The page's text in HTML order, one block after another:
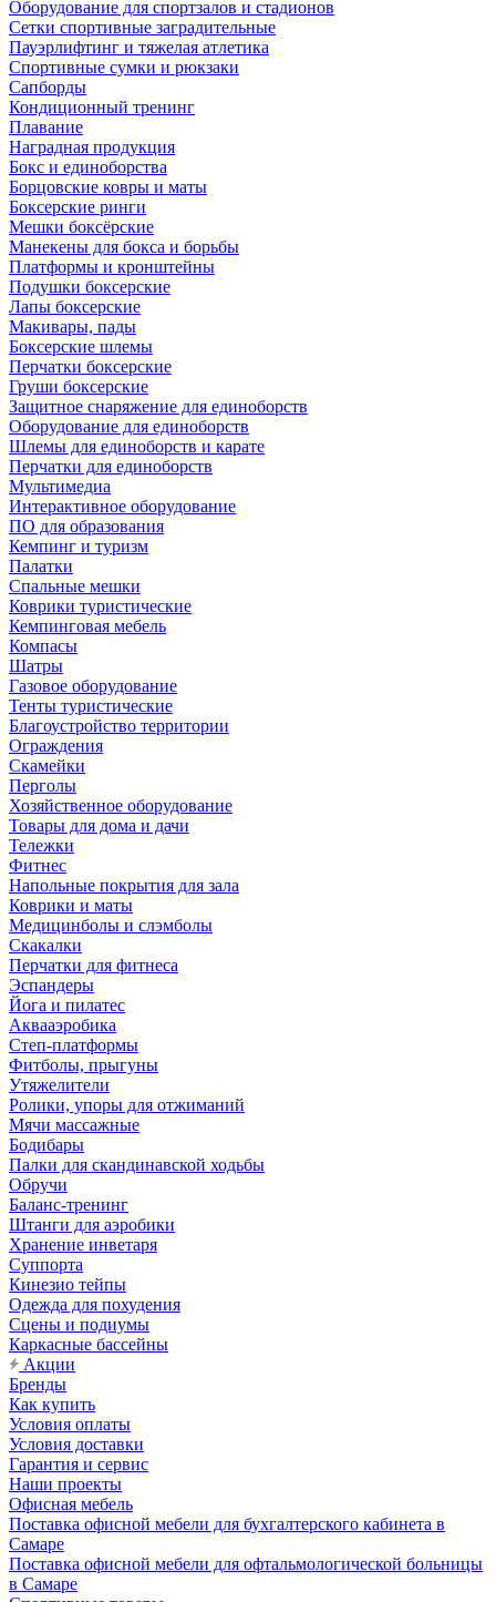
Оборудование для спортзалов и стадионов
Сетки спортивные заградительные
Пауэрлифтинг и тяжелая атлетика
Спортивные сумки и рюкзаки
Сапборды
Кондиционный тренинг
Плавание
Наградная продукция
Бокс и единоборства
Борцовские ковры и маты
Боксерские ринги
Мешки боксёрские
Манекены для бокса и борьбы
Платформы и кронштейны
Подушки боксерские
Лапы боксерские
Макивары, пады
Боксерские шлемы
Перчатки боксерские
Груши боксерские
Защитное снаряжение для единоборств
Оборудование для единоборств
Шлемы для единоборств и карате
Перчатки для единоборств
Мультимедиа
Интерактивное оборудование
ПО для образования
Кемпинг и туризм
Палатки
Спальные мешки
Коврики туристические
Кемпинговая мебель
Компасы
Шатры
Газовое оборудование
Тенты туристические
Благоустройство территории
Ограждения
Скамейки
Перголы
Хозяйственное оборудование
Товары для дома и дачи
Тележки
Фитнес
Напольные покрытия для зала
Коврики и маты
Медицинболы и слэмболы
Скакалки
Перчатки для фитнеса
Эспандеры
Йога и пилатес
Аквааэробика
Степ-платформы
Фитболы, прыгуны
Утяжелители
Ролики, упоры для отжиманий
Мячи массажные
Бодибары
Палки для скандинавской ходьбы
Обручи
Баланс-тренинг
Штанги для аэробики
Хранение инветаря
Суппорта
Кинезио тейпы
Одежда для похудения
Сцены и подиумы
Каркасные бассейны
Акции
Бренды
Как купить
Условия оплаты
Условия доставки
Гарантия и сервис
Наши проекты
Офисная мебель
Поставка офисной мебели для бухгалтерского кабинета в
Самаре
Поставка офисной мебели для офтальмологической больницы
в Самаре